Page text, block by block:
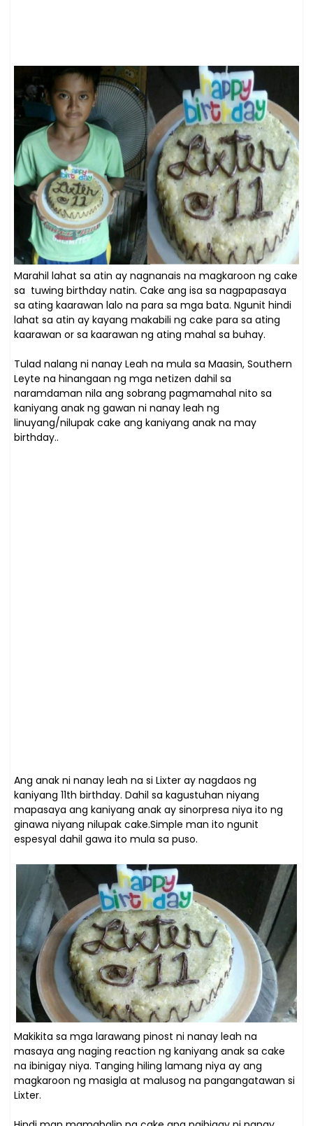
Marahil lahat sa atin ay nagnanais na magkaroon ng cake
sa tuwing birthday natin. Cake ang isa sa nagpapasaya
sa ating kaarawan lalo na para sa mga bata. Ngunit hindi
lahat sa atin ay kayang makabili ng cake para sa ating
kaarawan or sa kaarawan ng ating mahal sa buhay.
Tulad nalang ni nanay Leah na mula sa Maasin, Southern
Leyte na hinangaan ng mga netizen dahil sa
naramdaman nila ang sobrang pagmamahal nito sa
kaniyang anak ng gawan ni nanay leah ng
linuyang/nilupak cake ang kaniyang anak na may
birthday..
Ang anak ni nanay leah na si Lixter ay nagdaos ng
kaniyang 11th birthday. Dahil sa kagustuhan niyang
mapasaya ang kaniyang anak ay sinorpresa niya ito ng
ginawa niyang nilupak cake.Simple man ito ngunit
espesyal dahil gawa ito mula sa puso.
Makikita sa mga larawang pinost ni nanay leah na
masaya ang naging reaction ng kaniyang anak sa cake
na ibinigay niya. Tanging hiling lamang niya ay ang
magkaroon ng masigla at malusog na pangangatawan si
Lixter.